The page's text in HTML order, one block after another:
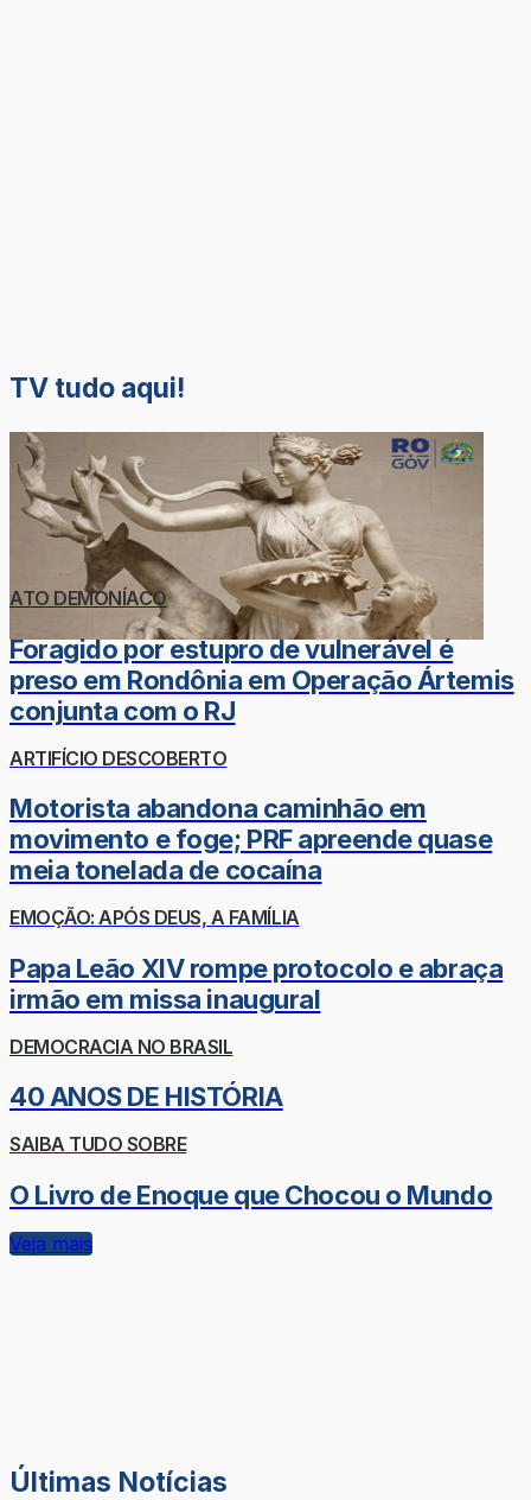
TV tudo aqui!
ATO DEMONÍACO
Foragido por estupro de vulnerável é
preso em Rondônia em Operação Ártemis
conjunta com o RJ
ARTIFÍCIO DESCOBERTO
Motorista abandona caminhão em
movimento e foge; PRF apreende quase
meia tonelada de cocaína
EMOÇÃO: APÓS DEUS, A FAMÍLIA
Papa Leão XIV rompe protocolo e abraça
irmão em missa inaugural
DEMOCRACIA NO BRASIL
40 ANOS DE HISTÓRIA
SAIBA TUDO SOBRE
O Livro de Enoque que Chocou o Mundo
Veja mais
Últimas Notícias